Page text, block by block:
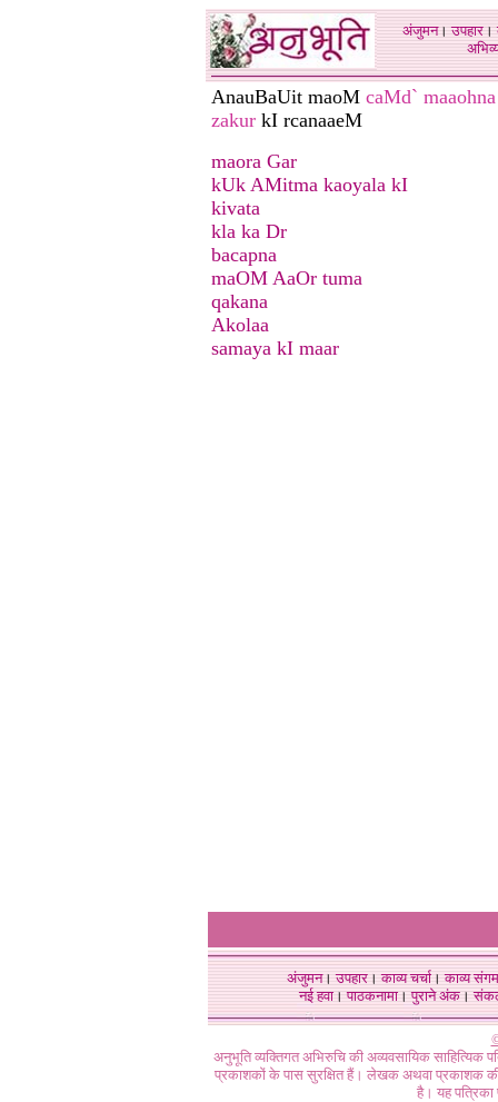
अंजुमन।उपहार।
AnauBaUit maoM caMd` maaohna
zakur kI rcanaaeM
maora Gar
kUk AMitma kaoyala kI
kivata
kla ka Dr
bacapna
maOM AaOr tuma
qakana
Akolaa
samaya kI maar
अंजुमन।उपहार।काव्य चर्चा।काव्य संगम
नई हवा। पाठकनामा। पुराने अंक।
अनुभूति व्यक्तिगत अभिरुचि की अव्यवसायिक
प्रकाशकों के पास सुरक्षित हैं। लेखक अथवा प्रकाशक की
है। यह पत्रिका